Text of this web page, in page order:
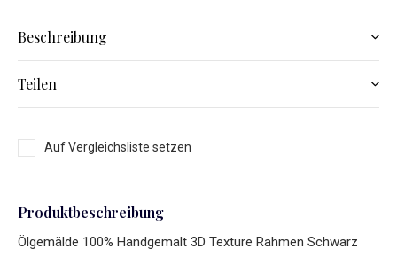
Beschreibung
Teilen
Auf Vergleichsliste setzen
Produktbeschreibung
Ölgemälde 100% Handgemalt 3D Texture Rahmen Schwarz